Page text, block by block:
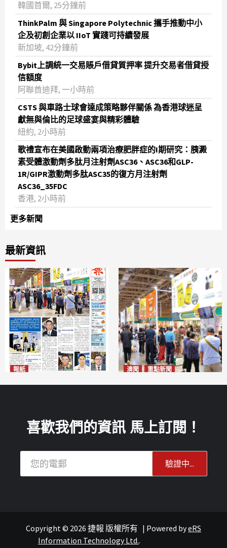
韓國首爾, 25分鐘前
ThinkPalm 與 Singapore Polytechnic 攜手推動中小
企及初創企業以 IIoT 實踐可持續發展
新加坡, 42分鐘前
Bybit上調統一交易賬戶借貸質押率 提升交易者借貸授
信額度
阿聯酋迪拜, 一小時前
CSTS 與車路士球會達成策略夥伴關係 為香港球迷呈
獻無與倫比的足球盛宴與精彩體驗
紐約, 2小時前
歌禮宣布在美國啟動兩項治療肥胖症的I期研究：胰澱
素受體激動劑多肽月注射劑ASC36、ASC36和GLP-
1R/GIPR激動劑多肽ASC35的復方月注射劑
ASC36_35FDC
香港, 2小時前
更多新聞
最新資訊
報紙 澳聞 重點新聞
2026-08-10
喜歡我們的資訊 馬上訂閱！
Copyright © 2026 捷報 版權所有 | Powered byeRS
Information Technology Ltd..